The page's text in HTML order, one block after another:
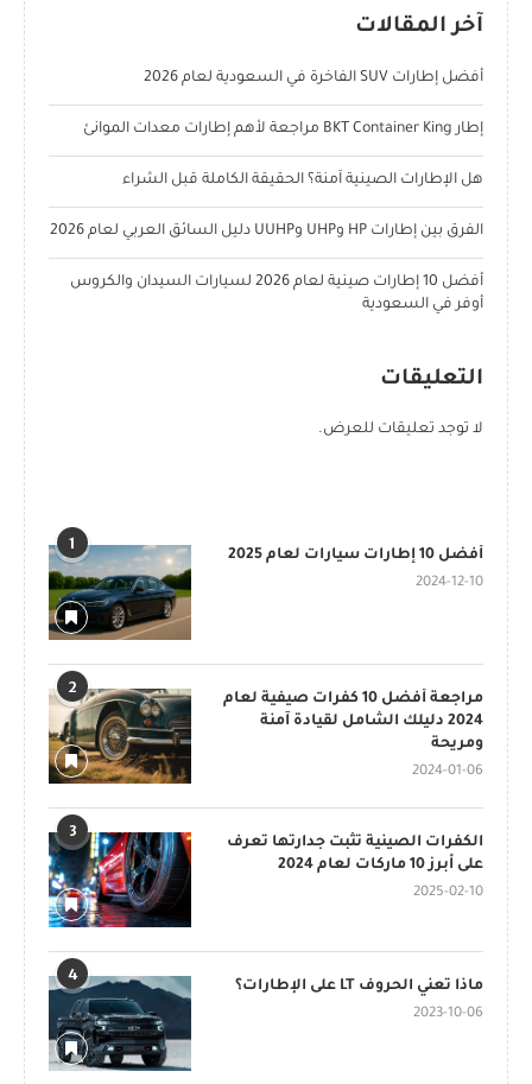
آخر المقالات
أفضل إطارات SUV الفاخرة في السعودية لعام 2026
إطار BKT Container King مراجعة لأهم إطارات معدات الموانئ
هل الإطارات الصينية آمنة؟ الحقيقة الكاملة قبل الشراء
الفرق بين إطارات HP وUHP وUUHP دليل السائق العربي لعام 2026
أفضل 10 إطارات صينية لعام 2026 لسيارات السيدان والكروس
أوفر في السعودية
التعليقات
لا توجد تعليقات للعرض.
1
أفضل 10 إطارات سيارات لعام 2025
2024-12-10
2
مراجعة أفضل 10 كفرات صيفية لعام
2024 دليلك الشامل لقيادة آمنة
ومريحة
2024-01-06
3
الكفرات الصينية تثبت جدارتها تعرف
على أبرز 10 ماركات لعام 2024
2025-02-10
4
ماذا تعني الحروف LT على الإطارات؟
2023-10-06